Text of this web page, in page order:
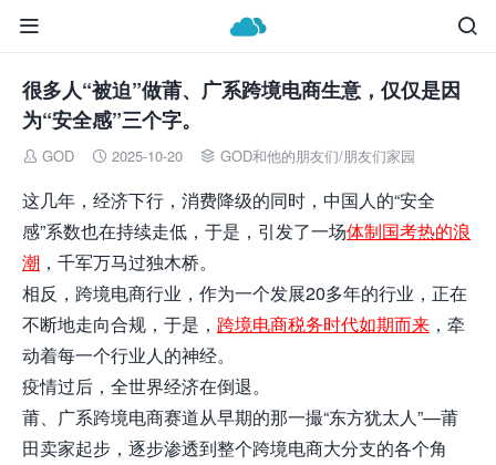


很多人“被迫”做莆、广系跨境电商生意，仅仅是因
为“安全感”三个字。
 GOD  2025-10-20  GOD和他的朋友们/朋友们家园
这几年，经济下行，消费降级的同时，中国人的“安全
感”系数也在持续走低，于是，引发了一场体制国考热的浪
潮 ，千军万马过独木桥。
相反，跨境电商行业，作为一个发展20多年的行业，正在
不断地走向合规，于是， 跨境电商税务时代如期而来 ，牵
动着每一个行业人的神经。
疫情过后，全世界经济在倒退。
莆、广系跨境电商赛道从早期的那一撮“东方犹太人”—莆
田卖家起步，逐步渗透到整个跨境电商大分支的各个角